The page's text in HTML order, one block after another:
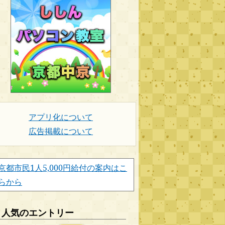
アプリ化について
広告掲載について
都市民1人5,000円給付の案内はこ
から
人気のエントリー